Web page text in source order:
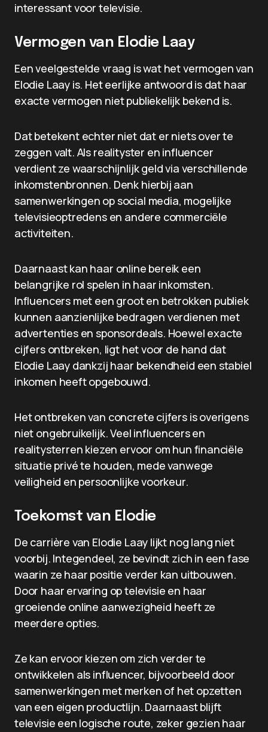
interessant voor televisie.
Vermogen van Elodie Laay
Een veelgestelde vraag is wat het vermogen van
Elodie Laay is. Het eerlijke antwoord is dat haar
exacte vermogen niet publiekelijk bekend is.
Dat betekent echter niet dat er niets over te
zeggen valt. Als realityster en influencer
verdient ze waarschijnlijk geld via verschillende
inkomstenbronnen. Denk hierbij aan
samenwerkingen op social media, mogelijke
televisieoptredens en andere commerciële
activiteiten.
Daarnaast kan haar online bereik een
belangrijke rol spelen in haar inkomsten.
Influencers met een groot en betrokken publiek
kunnen aanzienlijke bedragen verdienen met
advertenties en sponsordeals. Hoewel exacte
cijfers ontbreken, ligt het voor de hand dat
Elodie Laay dankzij haar bekendheid een stabiel
inkomen heeft opgebouwd.
Het ontbreken van concrete cijfers is overigens
niet ongebruikelijk. Veel influencers en
realitysterren kiezen ervoor om hun financiële
situatie privé te houden, mede vanwege
veiligheid en persoonlijke voorkeur.
Toekomst van Elodie
De carrière van Elodie Laay lijkt nog lang niet
voorbij. Integendeel, ze bevindt zich in een fase
waarin ze haar positie verder kan uitbouwen.
Door haar ervaring op televisie en haar
groeiende online aanwezigheid heeft ze
meerdere opties.
Ze kan ervoor kiezen om zich verder te
ontwikkelen als influencer, bijvoorbeeld door
samenwerkingen met merken of het opzetten
van een eigen productlijn. Daarnaast blijft
televisie een logische route, zeker gezien haar